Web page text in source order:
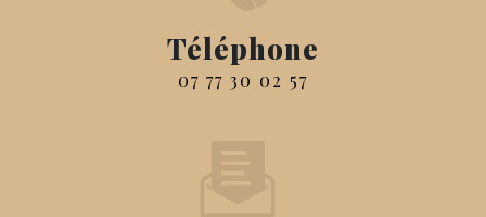
Téléphone
07 77 30 02 57